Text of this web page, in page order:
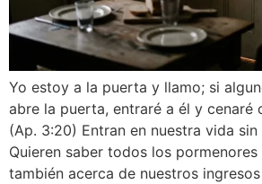
Yo estoy a la puerta y llamo; si
abre la puerta, entraré a él y cenaré
(Ap. 3:20) Entran en nuestra vida
Quieren saber todos los
también acerca de nuestros